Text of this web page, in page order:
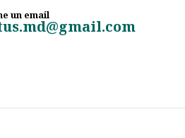
un email